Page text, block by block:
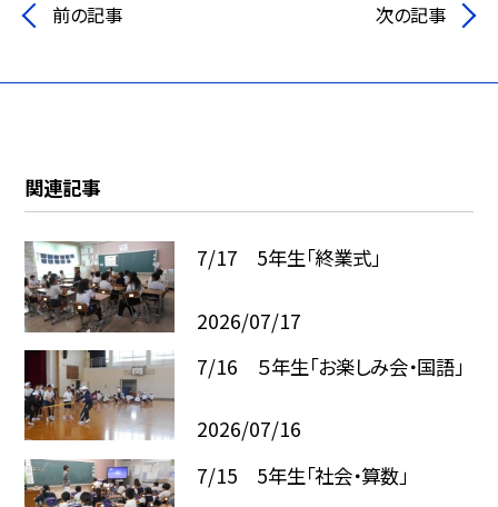
前の記事 次の記事
関連記事
7/17 5年生「終業式」
2026/07/17
7/16 ５年生「お楽しみ会・国語」
2026/07/16
7/15 5年生「社会・算数」